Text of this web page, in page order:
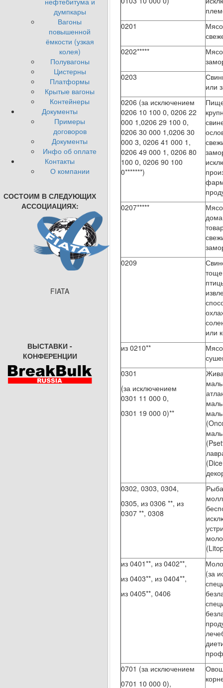
думпкары
Вагоны
повышенной
ёмкости (узкая
колея)
Полувагоны
Цистерны
Платформы
Крытые вагоны
Контейнеры
Документы
Примеры
договоров
Документы
Инфо об оплате
Контакты
О компании
СОСТОИМ В СЛЕДУЮЩИХ
АССОЦИАЦИЯХ:
FIATA
ВЫСТАВКИ -
КОНФЕРЕНЦИИ
0201
Мясо
0202*****
Мясо
0203
или
0206 (за исключением
0206 10 100 0, 0206 22
000 1,0206 29 100 0,
0206 30 000 1,0206 30
000 3, 0206 41 000 1,
0206 49 000 1, 0206 80
100 0, 0206 90 100
0*******)
0207*****
0209
или
из 0210**
0301
(за исключением
0301 11 000 0,
0301 19 000 0)**
0302, 0303, 0304,
0305, из 0306 **, из
0307 **, 0308
из 0401**, из 0402**,
из 0403**, из 0404**,
из 0405**, 0406
(за
0701 (за исключением
0701 10 000 0),